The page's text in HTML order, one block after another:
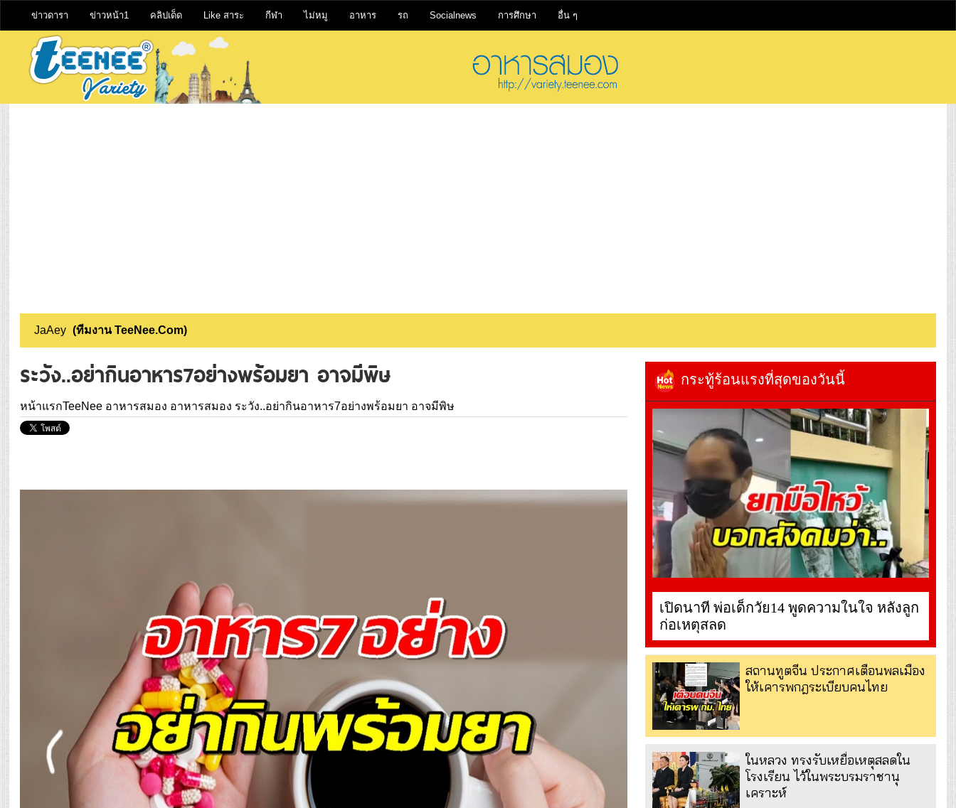
ข่าวดารา ข่าวหน้า1 คลิปเด็ด Like สาระ กีฬา ไม่หมู อาหาร รถ Socialnews การศึกษา อื่น ๆ
JaAey (ทีมงาน TeeNee.Com)
ระวัง..อย่ากินอาหาร7อย่างพร้อมยา อาจมีพิษ
หน้าแรกTeeNee อาหารสมอง อาหารสมอง ระวัง..อย่ากินอาหาร7อย่างพร้อมยา อาจมีพิษ
กระทู้ร้อนแรงที่สุดของวันนี้
เปิดนาที พ่อเด็กวัย14 พูดความในใจ หลังลูก
ก่อเหตุสลด
สถานทูตจีน ประกาศเตือนพลเมือง
ให้เคารพกฎระเบียบคนไทย
ในหลวง ทรงรับเหยื่อเหตุสลดใน
โรงเรียน ไว้ในพระบรมราชานุ
เคราะห์